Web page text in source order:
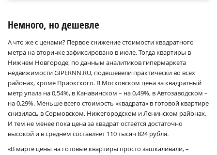
Немного, но дешевле
А что же с ценами? Первое снижение стоимости квадратного
метра на вторичке зафиксировано в июле. Тогда квартиры в
Нижнем Новгороде, по данным аналитиков гипермаркета
недвижимости GIPERNN.RU, подешевели практически во всех
районах, кроме Приокского. В Московском цена за квадратный
метр упала на 0,54%, в Канавинском – на 0,49%, в Автозаводском –
на 0,29%. Меньше всего стоимость «квадрата» в готовой квартире
снизилась в Сормовском, Нижегородском и Ленинском районах.
И тем не менее пока цена за квадрат остаётся достаточно
высокой и в среднем составляет 110 тысяч 824 рубля.
«В марте цены на готовые квартиры просто зашкаливали, –